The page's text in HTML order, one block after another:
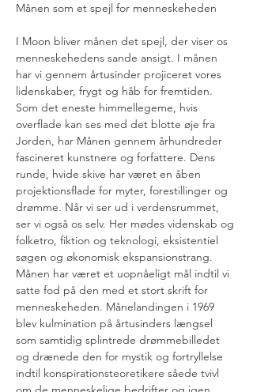
Månen som et spejl for menneskeheden
I Moon bliver månen det spejl, der viser os
menneskehedens sande ansigt. I månen
har vi gennem årtusinder projiceret vores
lidenskaber, frygt og håb for fremtiden.
Som det eneste himmellegeme, hvis
overflade kan ses med det blotte øje fra
Jorden, har Månen gennem århundreder
fascineret kunstnere og forfattere. Dens
runde, hvide skive har været en åben
projektionsflade for myter, forestillinger og
drømme. Når vi ser ud i verdensrummet,
ser vi også os selv. Her mødes videnskab og
folketro, fiktion og teknologi, eksistentiel
søgen og økonomisk ekspansionstrang.
Månen har været et uopnåeligt mål indtil vi
satte fod på den med et stort skrift for
menneskeheden. Månelandingen i 1969
blev kulmination på årtusinders længsel
som samtidig splintrede drømmebilledet
og drænede den for mystik og fortryllelse
indtil konspirationsteoretikere såede tvivl